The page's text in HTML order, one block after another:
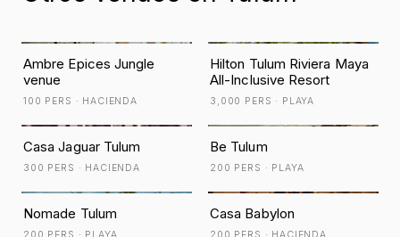
Ambre Epices Jungle
venue
100 PERS · HACIENDA
Hilton Tulum Riviera Maya
All-Inclusive Resort
3,000 PERS · PLAYA
Casa Jaguar Tulum
300 PERS · HACIENDA
Be Tulum
200 PERS · PLAYA
Nomade Tulum
200 PERS · PLAYA
Casa Babylon
200 PERS · HACIENDA